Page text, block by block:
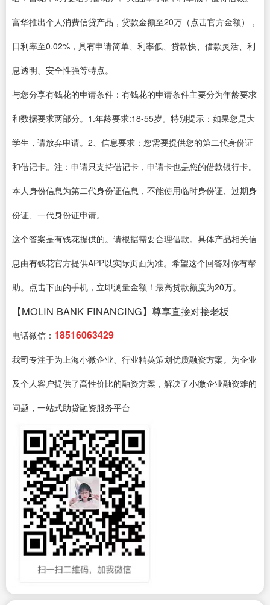
富华推出个人消费信贷产品，贷款金额至20万（点击官方金额），
日利率至0.02%，具有申请简单、利率低、贷款快、借款灵活、利
息透明、安全性强等特点。
与您分享有钱花的申请条件：有钱花的申请条件主要分为年龄要求
和数据要求两部分。1.年龄要求:18-55岁。特别提示：如果您是大
学生，请放弃申请。2、信息要求：您需要提供您的第二代身份证
和借记卡。注：申请只支持借记卡，申请卡也是您的借款银行卡。
本人身份信息为第二代身份证信息，不能使用临时身份证、过期身
份证、一代身份证申请。
这个答案是有钱花提供的。请根据需要合理借款。具体产品相关信
息由有钱花官方提供APP以实际页面为准。希望这个回答对你有帮
助。点击下面的手机，立即测量金额！最高贷款额度为20万。
【MOLIN BANK FINANCING】尊享直接对接老板
电话微信： 18516063429
我司专注于为上海小微企业、行业精英策划优质融资方案。为企业
及个人客户提供了高性价比的融资方案，解决了小微企业融资难的
问题，一站式助贷融资服务平台